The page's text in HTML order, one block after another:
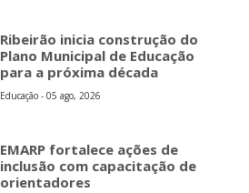
Ribeirão inicia construção do
Plano Municipal de Educação
para a próxima década
Educação - 05 ago, 2026
EMARP fortalece ações de
inclusão com capacitação de
orientadores